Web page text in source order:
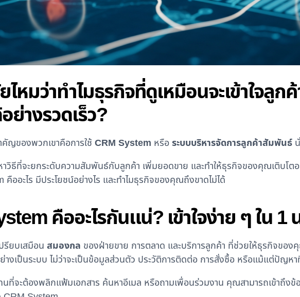
ไหมว่าทำไมธุรกิจที่ดูเหมือนจะเข้าใจลู
ย่างรวดเร็ว?
ญของพวกเขาคือการใช้ CRM System หรือระบบบริหารจัดการลูกค้าสัมพันธ์
วิธีที่จะยกระดับความสัมพันธ์กับลูกค้า เพิ่มยอดขาย และทำให้ธุรกิจของคุณเติบโต
คืออะไร มีประโยชน์อย่างไร และทำไมธุรกิจของคุณถึงขาดไม่ได้
คืออะไรกันแน่? เข้าใจง่าย ๆ ใน 1
รียบเสมือน สมองกล ของฝ่ายขาย การตลาด และบริการลูกค้า ที่ช่วยให้ธุรกิจของ
งเป็นระบบ ไม่ว่าจะเป็นข้อมูลส่วนตัว ประวัติการติดต่อ การสั่งซื้อ หรือแม้แต่ปัญหา
ที่จะต้องพลิกแฟ้มเอกสาร ค้นหาอีเมล หรือถามเพื่อนร่วมงาน คุณสามารถเข้าถึง